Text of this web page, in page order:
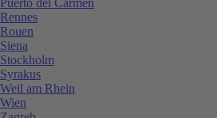
Rennes
Rouen
Siena
Stockholm
Syrakus
Weil am Rhein
Wien